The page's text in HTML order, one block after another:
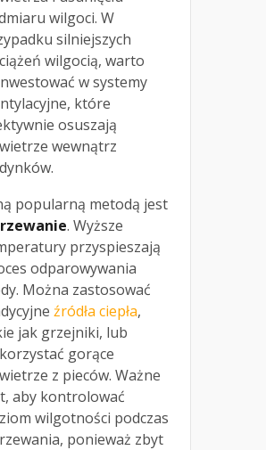
wilgoci. W
silniejszych
wilgocią, warto
w systemy
które
osuszają
wewnątrz
popularną metodą jest
. Wyższe
przyspieszają
odparowywania
Można zastosować
źródła ciepła,
jak grzejniki, lub
gorące
z pieców. Ważne
aby kontrolować
wilgotności podczas
ponieważ zbyt